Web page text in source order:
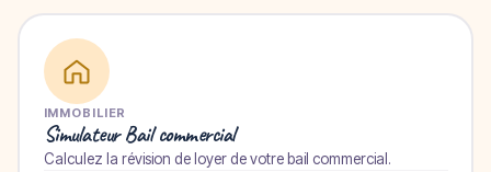
IMMOBILIER
Simulateur Bail commercial
Calculez la révision de loyer de votre bail commercial.